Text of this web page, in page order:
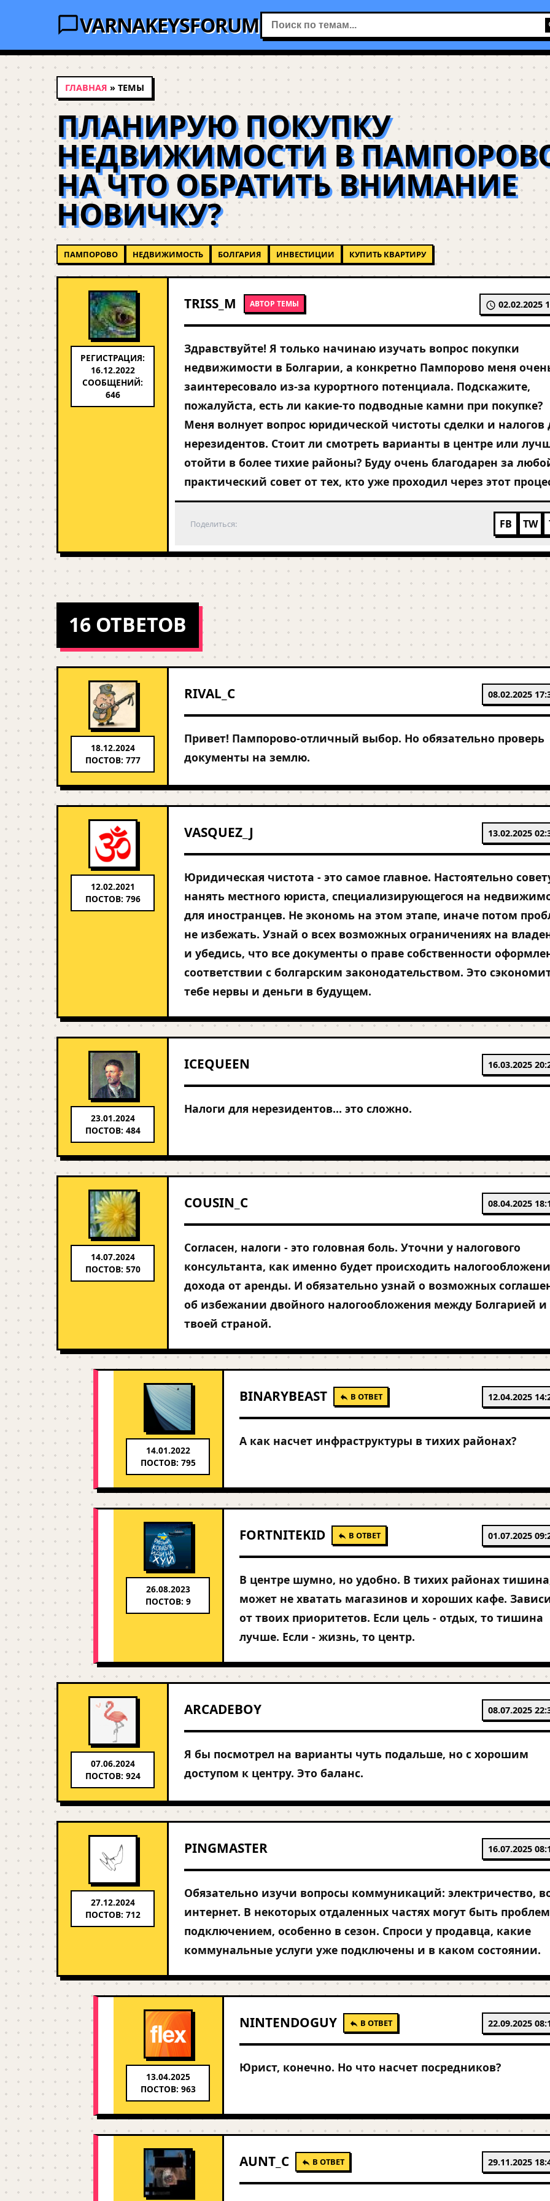
VARNAKEYSFORUM
ГЛАВНАЯ » ТЕМЫ
ПЛАНИРУЮ ПОКУПКУ
НЕДВИЖИМОСТИ В
НА ЧТО ОБРАТИТЬ ВНИМАНИЕ
НОВИЧКУ?
ПАМПОРОВО НЕДВИЖИМОСТЬ БОЛГАРИЯ ИНВЕСТИЦИИ КУПИТЬ КВАРТИРУ
РЕГИСТРАЦИЯ:
16.12.2022
СООБЩЕНИЙ:
646
TRISS_M АВТОР ТЕМЫ 02.02.2025
Здравствуйте! Я только начинаю изучать вопрос покупки
недвижимости в Болгарии, а конкретно Пампорово меня
заинтересовало из-за курортного потенциала. Подскажите,
пожалуйста, есть ли какие-то подводные камни при покупке?
Меня волнует вопрос юридической чистоты сделки и налогов
нерезидентов. Стоит ли смотреть варианты в центре или
отойти в более тихие районы? Буду очень благодарен за
практический совет от тех, кто уже проходил через этот
Поделиться: FB TW
16 ОТВЕТОВ
18.12.2024
ПОСТОВ: 777
RIVAL_C 08.02.2025
Привет! Пампорово-отличный выбор. Но обязательно проверь
документы на землю.
12.02.2021
ПОСТОВ: 796
VASQUEZ_J 13.02.2025
Юридическая чистота - это самое главное. Настоятельно
нанять местного юриста, специализирующегося на
для иностранцев. Не экономь на этом этапе, иначе потом
не избежать. Узнай о всех возможных ограничениях на
и убедись, что все документы о праве собственности
соответствии с болгарским законодательством. Это
тебе нервы и деньги в будущем.
23.01.2024
ПОСТОВ: 484
ICEQUEEN 16.03.2025
Налоги для нерезидентов... это сложно.
14.07.2024
ПОСТОВ: 570
COUSIN_C 08.04.2025
Согласен, налоги - это головная боль. Уточни у налогового
консультанта, как именно будет происходить
дохода от аренды. И обязательно узнай о возможных
об избежании двойного налогообложения между Болгарией и
твоей страной.
14.01.2022
ПОСТОВ: 795
BINARYBEAST В ОТВЕТ 12.04.2025
А как насчет инфраструктуры в тихих районах?
26.08.2023
ПОСТОВ: 9
FORTNITEKID В ОТВЕТ 01.07.2025
В центре шумно, но удобно. В тихих районах
может не хватать магазинов и хороших кафе.
от твоих приоритетов. Если цель - отдых, то тишина
лучше. Если - жизнь, то центр.
07.06.2024
ПОСТОВ: 924
ARCADEBOY 08.07.2025
Я бы посмотрел на варианты чуть подальше, но с хорошим
доступом к центру. Это баланс.
27.12.2024
ПОСТОВ: 712
PINGMASTER 16.07.2025
Обязательно изучи вопросы коммуникаций: электричество,
интернет. В некоторых отдаленных частях могут быть
подключением, особенно в сезон. Спроси у продавца, какие
коммунальные услуги уже подключены и в каком состоянии.
13.04.2025
ПОСТОВ: 963
NINTENDOGUY В ОТВЕТ 22.09.2025
Юрист, конечно. Но что насчет посредников?
AUNT_C В ОТВЕТ 29.11.2025